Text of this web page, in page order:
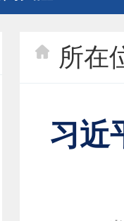
所在
习近